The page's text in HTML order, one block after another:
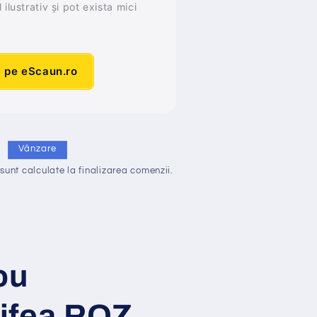
ilustrativ și pot exista mici
eScaun.ro
Vânzare
sunt calculate la finalizarea comenzii.